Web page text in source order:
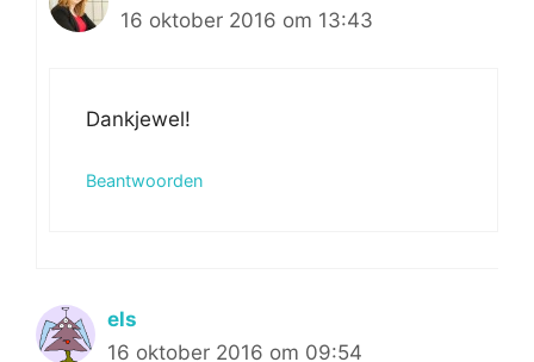
16 oktober 2016 om 13:43
Dankjewel!
Beantwoorden
els
16 oktober 2016 om 09:54